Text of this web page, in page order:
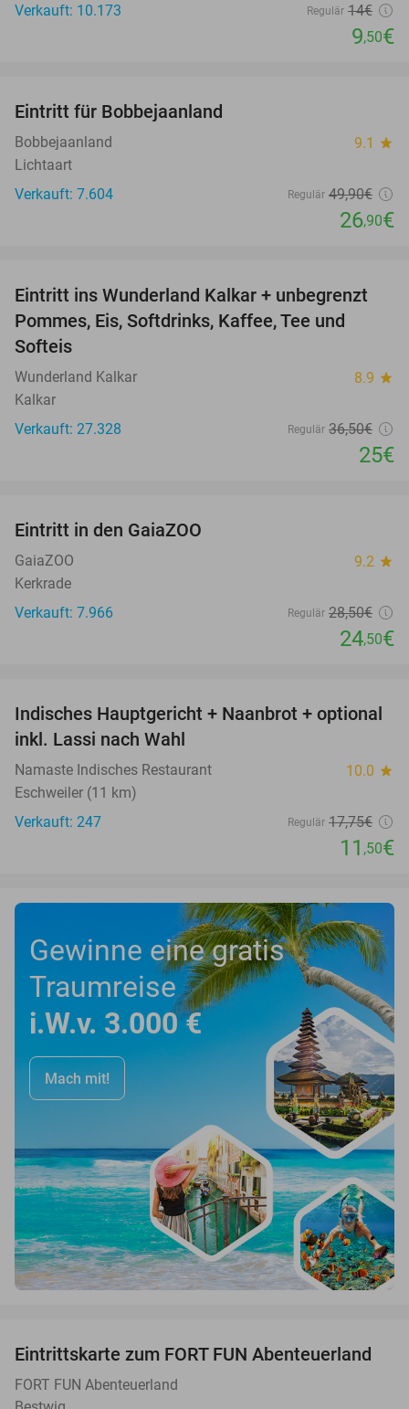
Verkauft: 10.173
Regulär 14€
9,50€
Eintritt für Bobbejaanland
Bobbejaanland 9.1 star
Lichtaart
Verkauft: 7.604
Regulär 49,90€
26,90€
32%
Eintritt ins Wunderland Kalkar + unbegrenzt
Pommes, Eis, Softdrinks, Kaffee, Tee und
Softeis
Wunderland Kalkar 8.9 star
Kalkar
Verkauft: 27.328
Regulär 36,50€
25€
Eintritt in den GaiaZOO
GaiaZOO 9.2 star
Kerkrade
Verkauft: 7.966
Regulär 28,50€
24,50€
35%
Indisches Hauptgericht + Naanbrot + optional
inkl. Lassi nach Wahl
Namaste Indisches Restaurant 10.0 star
Eschweiler (11 km)
Verkauft: 247
Regulär 17,75€
11 ,50€
Gewinne eine gratis
Traumreise
i.W.v. 3.000 €
Mach mit!
32%
Eintrittskarte zum FORT FUN Abenteuerland
FORT FUN Abenteuerland